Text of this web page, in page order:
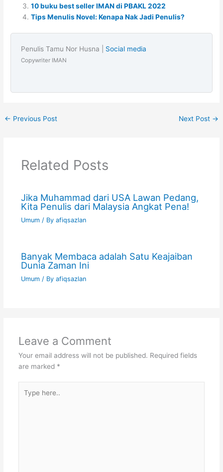
10 buku best seller IMAN di PBAKL 2022
Tips Menulis Novel: Kenapa Nak Jadi Penulis?
Penulis Tamu Nor Husna | Social media
Copywriter IMAN
← Previous Post Next Post →
Related Posts
Jika Muhammad dari USA Lawan Pedang,
Kita Penulis dari Malaysia Angkat Pena!
Umum/ By afiqsazlan
Banyak Membaca adalah Satu Keajaiban
Dunia Zaman Ini
Umum/ By afiqsazlan
Leave a Comment
Your email address will not be published. Required fields
are marked *
here..